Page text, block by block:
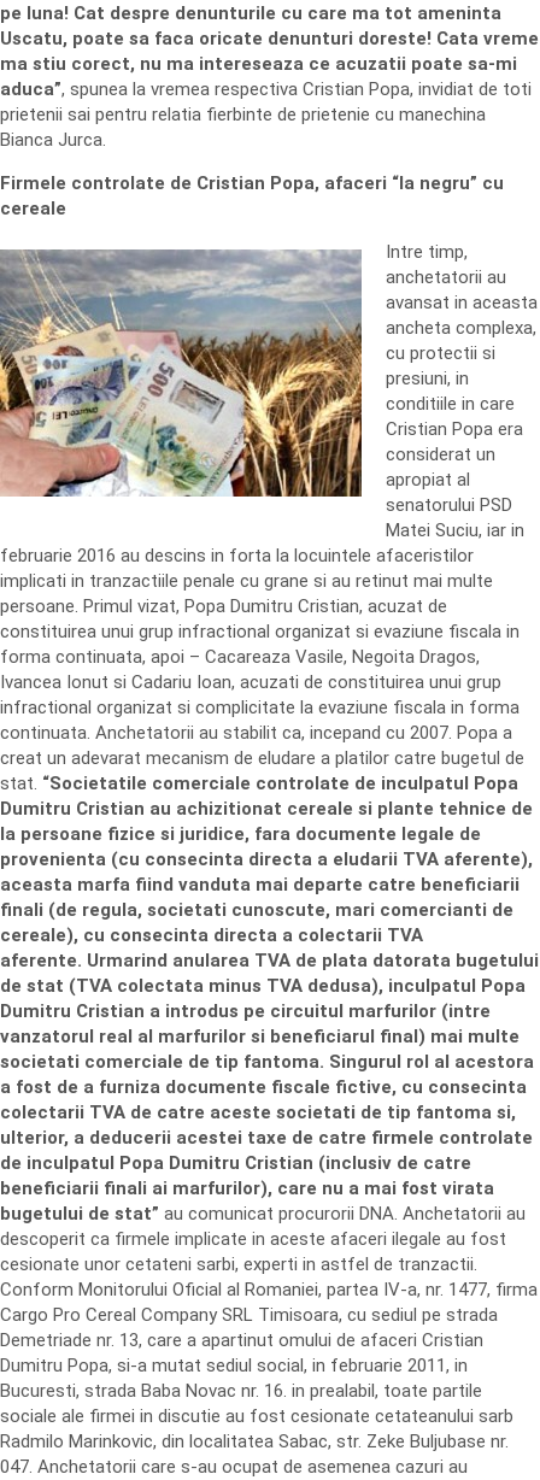
pe luna! Cat despre denunturile cu care ma tot ameninta
Uscatu, poate sa faca oricate denunturi doreste! Cata vreme
ma stiu corect, nu ma intereseaza ce acuzatii poate sa-mi
aduca”, spunea la vremea respectiva Cristian Popa, invidiat de toti
prietenii sai pentru relatia fierbinte de prietenie cu manechina
Bianca Jurca.
Firmele controlate de Cristian Popa, afaceri “la negru” cu
cereale
Intre timp,
anchetatorii au
avansat in aceasta
ancheta complexa,
cu protectii si
presiuni, in
conditiile in care
Cristian Popa era
considerat un
apropiat al
senatorului PSD
Matei Suciu, iar in
februarie 2016 au descins in forta la locuintele afaceristilor
implicati in tranzactiile penale cu grane si au retinut mai multe
persoane. Primul vizat, Popa Dumitru Cristian, acuzat de
constituirea unui grup infractional organizat si evaziune fiscala in
forma continuata, apoi – Cacareaza Vasile, Negoita Dragos,
Ivancea Ionut si Cadariu Ioan, acuzati de constituirea unui grup
infractional organizat si complicitate la evaziune fiscala in forma
continuata. Anchetatorii au stabilit ca, incepand cu 2007. Popa a
creat un adevarat mecanism de eludare a platilor catre bugetul de
stat. “Societatile comerciale controlate de inculpatul Popa
Dumitru Cristian au achizitionat cereale si plante tehnice de
la persoane fizice si juridice, fara documente legale de
provenienta (cu consecinta directa a eludarii TVA aferente),
aceasta marfa fiind vanduta mai departe catre beneficiarii
finali (de regula, societati cunoscute, mari comercianti de
cereale), cu consecinta directa a colectarii TVA
aferente. Urmarind anularea TVA de plata datorata bugetului
de stat (TVA colectata minus TVA dedusa), inculpatul Popa
Dumitru Cristian a introdus pe circuitul marfurilor (intre
vanzatorul real al marfurilor si beneficiarul final) mai multe
societati comerciale de tip fantoma. Singurul rol al acestora
a fost de a furniza documente fiscale fictive, cu consecinta
colectarii TVA de catre aceste societati de tip fantoma si,
ulterior, a deducerii acestei taxe de catre firmele controlate
de inculpatul Popa Dumitru Cristian (inclusiv de catre
beneficiarii finali ai marfurilor), care nu a mai fost virata
bugetului de stat” au comunicat procurorii DNA. Anchetatorii au
descoperit ca firmele implicate in aceste afaceri ilegale au fost
cesionate unor cetateni sarbi, experti in astfel de tranzactii.
Conform Monitorului Oficial al Romaniei, partea IV-a, nr. 1477, firma
Cargo Pro Cereal Company SRL Timisoara, cu sediul pe strada
Demetriade nr. 13, care a apartinut omului de afaceri Cristian
Dumitru Popa, si-a mutat sediul social, in februarie 2011, in
Bucuresti, strada Baba Novac nr. 16. in prealabil, toate partile
sociale ale firmei in discutie au fost cesionate cetateanului sarb
Radmilo Marinkovic, din localitatea Sabac, str. Zeke Buljubase nr.
047. Anchetatorii care s-au ocupat de asemenea cazuri au